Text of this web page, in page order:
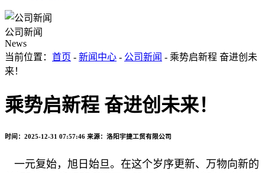
公司新闻
News
当前位置： 首页 - 新闻中心 - 公司新闻 - 乘势启新程 奋进创未
来！
乘势启新程 奋进创未来！
时间：2025-12-31 07:57:46 来源：洛阳宇捷工贸有限公司
一元复始，旭日始旦。在这个岁序更新、万物向新的